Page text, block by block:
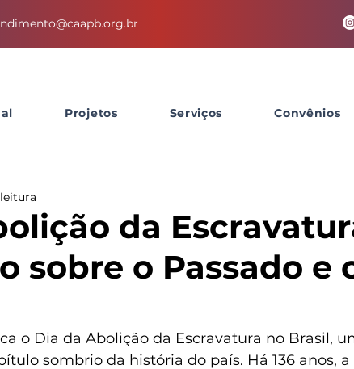
Projetos Serviços Convênios
da
sobre o Passado e
o Dia da Abolição da Escravatura no Brasil,
sombrio da história do país. Há 136 anos,